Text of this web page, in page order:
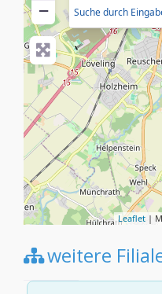
−
Suche durch
Leaflet |
weitere